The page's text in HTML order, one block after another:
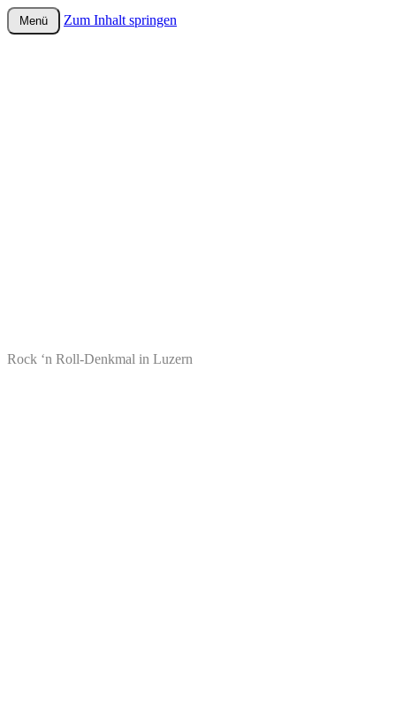
wurster-cartoon-blog.de
Menü Zum Inhalt springen
Rock ‘n Roll-Denkmal in Luzern